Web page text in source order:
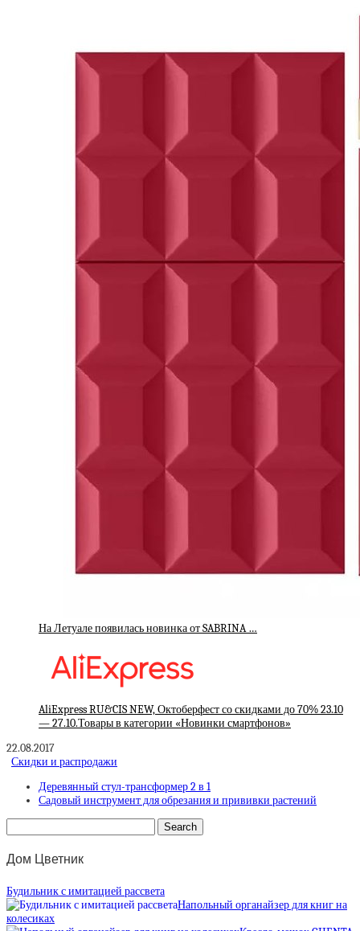
На Летуале появилась новинка от SABRINA …
AliExpress RU&CIS NEW, Октоберфест со скидками до 70% 23.10
— 27.10.Товары в категории «Новинки смартфонов»
22.08.2017
Скидки и распродажи
Деревянный стул-трансформер 2 в 1
Садовый инструмент для обрезания и прививки растений
Дом Цветник
Будильник с имитацией рассвета
Напольный органайзер для книг на
колесиках